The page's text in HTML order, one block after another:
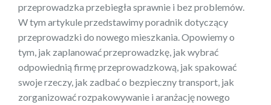
przeprowadzka przebiegła sprawnie i bez problemów.
W tym artykule przedstawimy poradnik dotyczący
przeprowadzki do nowego mieszkania. Opowiemy o
tym, jak zaplanować przeprowadzkę, jak wybrać
odpowiednią firmę przeprowadzkową, jak spakować
swoje rzeczy, jak zadbać o bezpieczny transport, jak
zorganizować rozpakowywanie i aranżację nowego